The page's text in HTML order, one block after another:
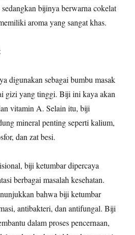
bijinya berwarna cokelat
aroma yang sangat khas.
digunakan sebagai bumbu masak
gizi yang tinggi. Biji ini kaya akan
vitamin A. Selain itu, biji
mineral penting seperti kalium,
dan zat besi.
biji ketumbar dipercaya
berbagai masalah kesehatan.
bahwa biji ketumbar
antibakteri, dan antifungal. Biji
dalam proses pencernaan,